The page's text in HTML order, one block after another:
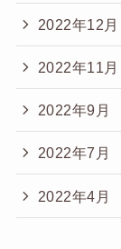
2022年12月
2022年11月
2022年9月
2022年7月
2022年4月